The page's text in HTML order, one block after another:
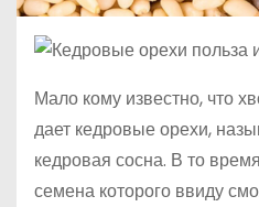
Мало кому известно, что
дает кедровые орехи,
кедровая сосна. В то
семена которого ввиду